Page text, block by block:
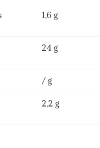
1,6 g
24 g
/ g
2,2 g